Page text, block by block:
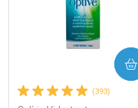
(393)
COMPRAR